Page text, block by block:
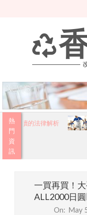
Primary
Navigation
Menu
熱
門
資
訊
民必讀的法律解析
一買再買！
ALL2000日
On: May